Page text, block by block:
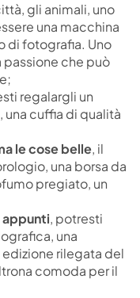
gli animali, uno
una macchina
di fotografia. Uno
che può
regalargli un
cuffia di qualità
le cose belle, il
una borsa da
pregiato, un
appunti, potresti
una
rilegata del
comoda per il